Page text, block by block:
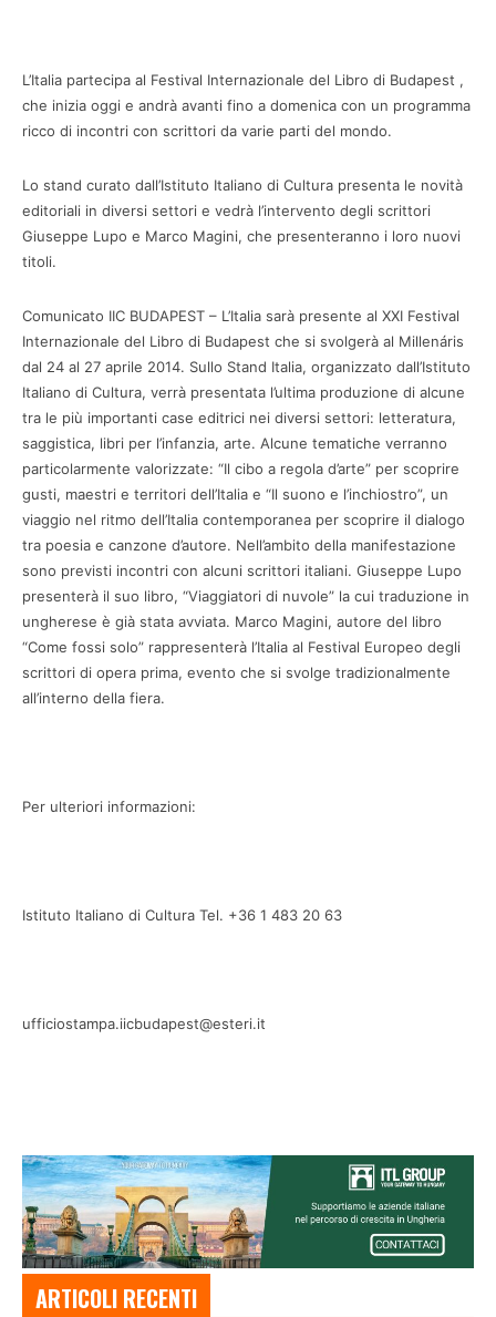
L’Italia partecipa al Festival Internazionale del Libro di Budapest ,
che inizia oggi e andrà avanti fino a domenica con un programma
ricco di incontri con scrittori da varie parti del mondo.
Lo stand curato dall’Istituto Italiano di Cultura presenta le novità
editoriali in diversi settori e vedrà l’intervento degli scrittori
Giuseppe Lupo e Marco Magini, che presenteranno i loro nuovi
titoli.
Comunicato IIC BUDAPEST – L’Italia sarà presente al XXI Festival
Internazionale del Libro di Budapest che si svolgerà al Millenáris
dal 24 al 27 aprile 2014. Sullo Stand Italia, organizzato dall’Istituto
Italiano di Cultura, verrà presentata l’ultima produzione di alcune
tra le più importanti case editrici nei diversi settori: letteratura,
saggistica, libri per l’infanzia, arte. Alcune tematiche verranno
particolarmente valorizzate: “Il cibo a regola d’arte” per scoprire
gusti, maestri e territori dell’Italia e “Il suono e l’inchiostro”, un
viaggio nel ritmo dell’Italia contemporanea per scoprire il dialogo
tra poesia e canzone d’autore. Nell’ambito della manifestazione
sono previsti incontri con alcuni scrittori italiani. Giuseppe Lupo
presenterà il suo libro, “Viaggiatori di nuvole” la cui traduzione in
ungherese è già stata avviata. Marco Magini, autore del libro
“Come fossi solo” rappresenterà l’Italia al Festival Europeo degli
scrittori di opera prima, evento che si svolge tradizionalmente
all’interno della fiera.
Per ulteriori informazioni:
Istituto Italiano di Cultura Tel. +36 1 483 20 63
ufficiostampa.iicbudapest@esteri.it
ARTICOLI RECENTI